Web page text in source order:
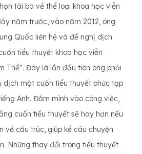
tài ba về thể loại khoa học viễn
năm trước, vào năm 2012, ông
Quốc liên hệ và đề nghị dịch
tiểu thuyết khoa học viễn
Thể". Đây là lần đầu tiên ông phải
dịch một cuốn tiểu thuyết phức tạp
Anh. Đắm mình vào công việc,
cuốn tiểu thuyết sẽ hay hơn nếu
về cấu trúc, giúp kể câu chuyện
Những thay đổi trong tiểu thuyết